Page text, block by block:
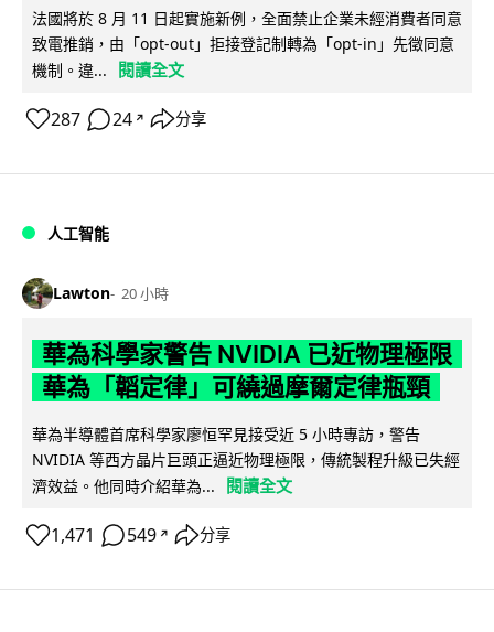
法國將於 8 月 11 日起實施新例，全面禁止企業未經消費者同意
致電推銷，由「opt-out」拒接登記制轉為「opt-in」先徵同意
機制。違...
閱讀全文
287 24 ↗ 分享
人工智能
Lawton 20 小時
華為科學家警告 NVIDIA 已近物理極限
華為「韜定律」可繞過摩爾定律瓶頸
華為半導體首席科學家廖恒罕見接受近 5 小時專訪，警告
NVIDIA 等西方晶片巨頭正逼近物理極限，傳統製程升級已失經
濟效益。他同時介紹華為...
閱讀全文
1,471 549 ↗ 分享